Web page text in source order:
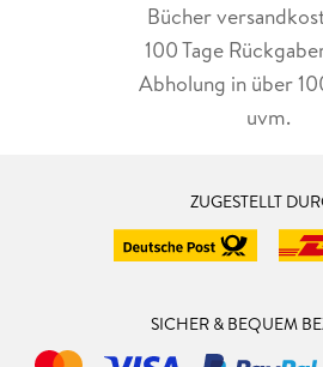
Bücher
100 Tage
Abholung in über
uvm.
ZUGESTELLT
SICHER & BEQUEM